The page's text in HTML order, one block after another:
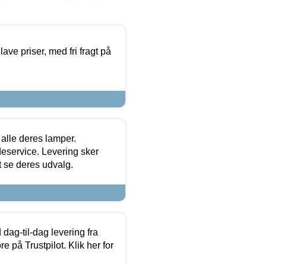
priser, med fri fragt på
deres lamper.
Levering sker
se deres udvalg.
til-dag levering fra
på Trustpilot. Klik her for